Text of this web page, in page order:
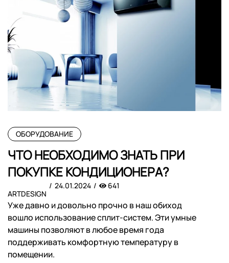
ОБОРУДОВАНИЕ
ЧТО НЕОБХОДИМО ЗНАТЬ ПРИ
ПОКУПКЕ КОНДИЦИОНЕРА?
ARTDESIGN
24.01.2024 641
Уже давно и довольно прочно в наш обиход
вошло использование сплит-систем. Эти умные
машины позволяют в любое время года
поддерживать комфортную температуру в
помещении.